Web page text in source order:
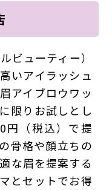
ビューティー）
いアイラッシュ
アイブロウワッ
限りお試しとし
（税込）で提
骨格や顔立ちの
な眉を提案する
とセットでお得